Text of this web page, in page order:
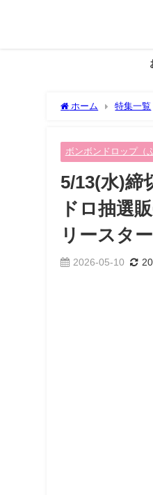
ホーム 特集一覧
ボンボンドロップ（
5/13(水)締
ドロ抽選
リースター
2026-05-10